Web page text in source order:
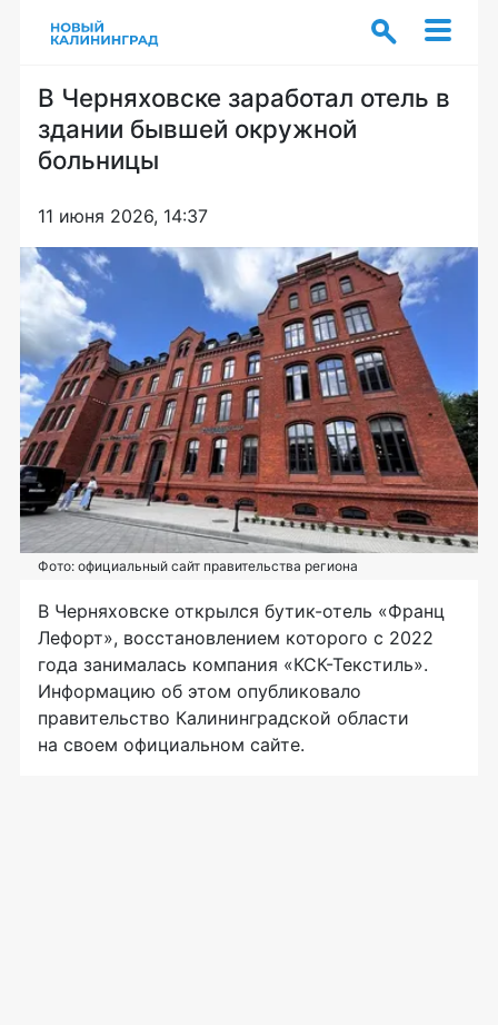
В Черняховске заработал отель в
здании бывшей окружной
больницы
11 июня 2026, 14:37
Фото: официальный сайт правительства региона
В Черняховске открылся бутик-отель «Франц
Лефорт», восстановлением которого с 2022
года занималась компания «КСК-Текстиль».
Информацию об этом опубликовало
правительство Калининградской области
на своем официальном сайте.